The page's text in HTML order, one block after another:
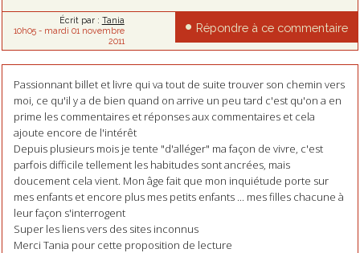
Écrit par : Tania
10h05- mardi 01 novembre
2011
Répondre à ce commentaire
Passionnant billet et livre qui va tout de suite trouver son chemin vers
moi, ce qu'il y a de bien quand on arrive un peu tard c'est qu'on a en
prime les commentaires et réponses aux commentaires et cela
ajoute encore de l'intérêt
Depuis plusieurs mois je tente "d'alléger" ma façon de vivre, c'est
parfois difficile tellement les habitudes sont ancrées, mais
doucement cela vient. Mon âge fait que mon inquiétude porte sur
mes enfants et encore plus mes petits enfants ... mes filles chacune à
leur façon s'interrogent
Super les liens vers des sites inconnus
Merci Tania pour cette proposition de lecture